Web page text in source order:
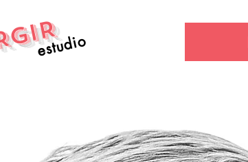
estudio